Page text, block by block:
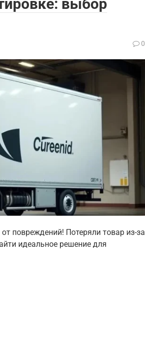
выбор
0
повреждений! Потеряли товар из-за
идеальное решение для